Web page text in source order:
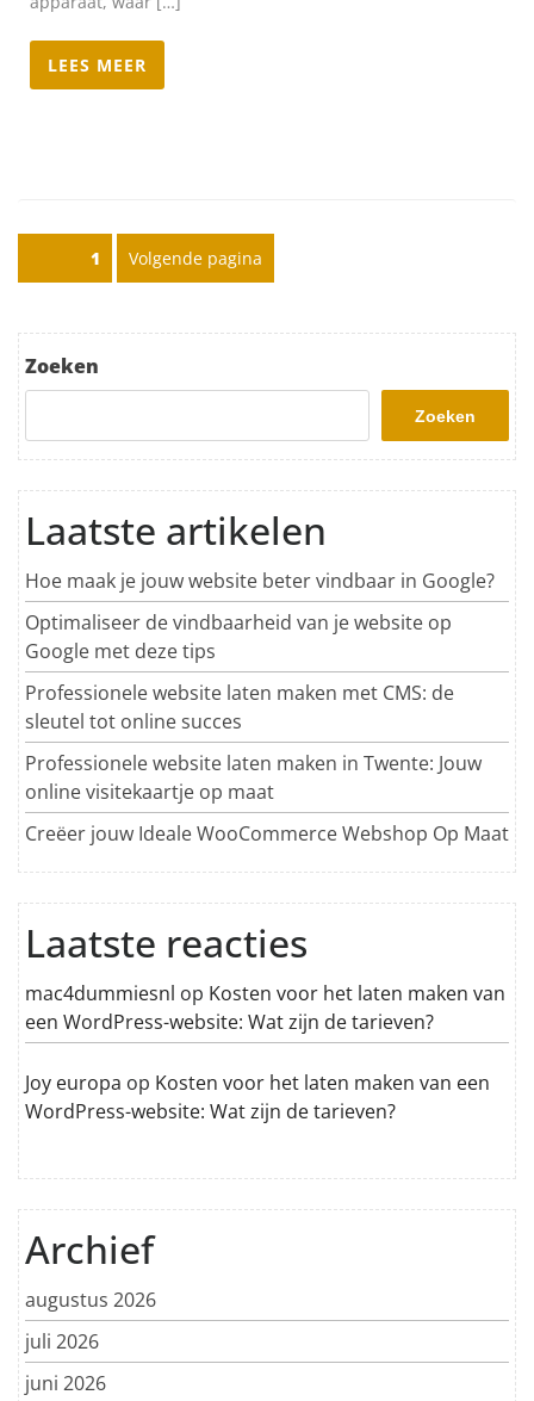
LEES MEER
Posts pagination
Pagina1 Volgende pagina
Zoeken
Zoeken
Laatste artikelen
Hoe maak je jouw website beter vindbaar in Google?
Optimaliseer de vindbaarheid van je website op
Google met deze tips
Professionele website laten maken met CMS: de
sleutel tot online succes
Professionele website laten maken in Twente: Jouw
online visitekaartje op maat
Creëer jouw Ideale WooCommerce Webshop Op Maat
Laatste reacties
mac4dummiesnl op Kosten voor het laten maken van
een WordPress-website: Wat zijn de tarieven?
Joy europa op Kosten voor het laten maken van een
WordPress-website: Wat zijn de tarieven?
Archief
augustus 2026
juli 2026
juni 2026